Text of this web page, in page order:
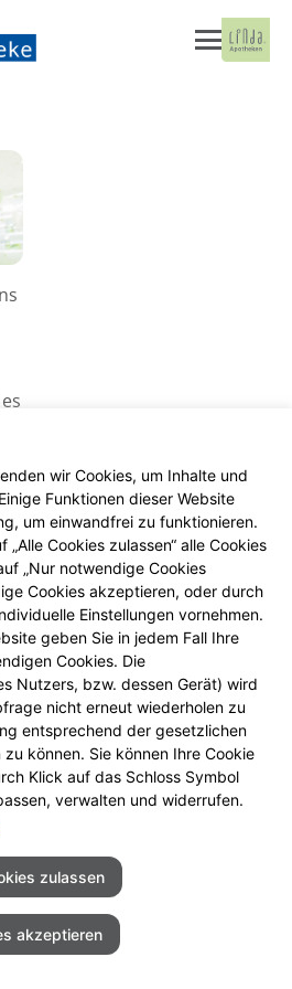
Datenschutz
Römer-Apotheke
wir Cookies, um Inhalte und
Funktionen dieser Website
um einwandfrei zu funktionieren.
Cookies zulassen“ alle Cookies
„Nur notwendige Cookies
Cookies akzeptieren, oder durch
Einstellungen vornehmen.
geben Sie in jedem Fall Ihre
Cookies. Die
Nutzers, bzw. dessen Gerät) wird
nicht erneut wiederholen zu
entsprechend der gesetzlichen
können. Sie können Ihre Cookie
Klick auf das Schloss Symbol
verwalten und widerrufen.
zulassen
akzeptieren